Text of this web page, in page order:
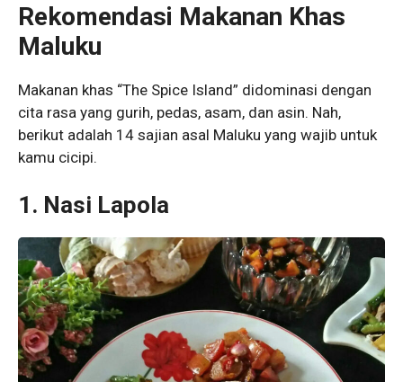
Rekomendasi Makanan Khas
Maluku
Makanan khas “The Spice Island” didominasi dengan
cita rasa yang gurih, pedas, asam, dan asin. Nah,
berikut adalah 14 sajian asal Maluku yang wajib untuk
kamu cicipi.
1. Nasi Lapola